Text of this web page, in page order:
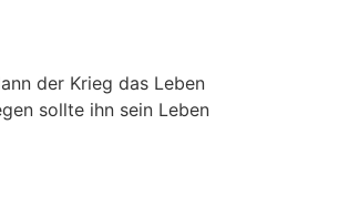
der Krieg das Leben
sollte ihn sein Leben